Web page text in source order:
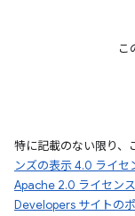
こ
特に記載のない限り、
ンズの表示 4.0 ライセ
Apache 2.0 ライセンス
Developers サイトの